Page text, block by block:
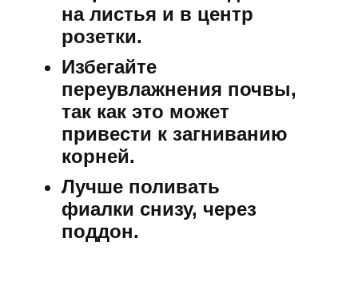
на листья и в центр
розетки.
Избегайте
переувлажнения почвы,
так как это может
привести к загниванию
корней.
Лучше поливать
фиалки снизу, через
поддон.